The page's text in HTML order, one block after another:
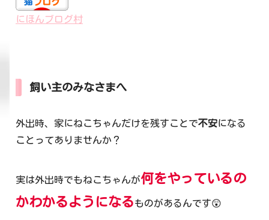
にほんブログ村
飼い主のみなさまへ
外出時、家にねこちゃんだけを残すことで不安になる
ことってありませんか？
実は外出時でもねこちゃんが何をやっているの
かわかるようになるものがあるんです😲